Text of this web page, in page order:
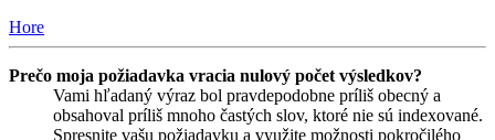
Hore
Prečo moja požiadavka vracia nulový počet výsledkov?
Vami hľadaný výraz bol pravdepodobne príliš obecný a
obsahoval príliš mnoho častých slov, ktoré nie sú indexované.
Spresnite vašu požiadavku a využite možnosti pokročilého